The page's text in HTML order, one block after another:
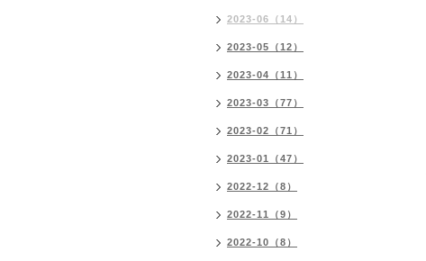
2023-06（14）
2023-05（12）
2023-04（11）
2023-03（77）
2023-02（71）
2023-01（47）
2022-12（8）
2022-11（9）
2022-10（8）